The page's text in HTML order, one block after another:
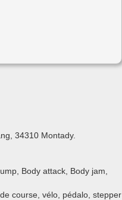
34310 Montady.
Body attack, Body jam,
course, vélo, pédalo, stepper